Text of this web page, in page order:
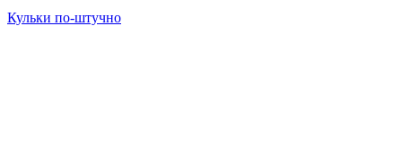
Кульки по-штучно